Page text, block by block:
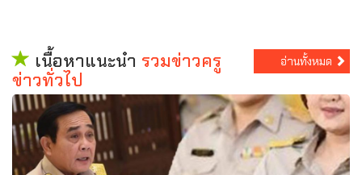
เนื้อหาแนะนำ รวมข่าวครู
ข่าวทั่วไป
อ่านทั้งหมด